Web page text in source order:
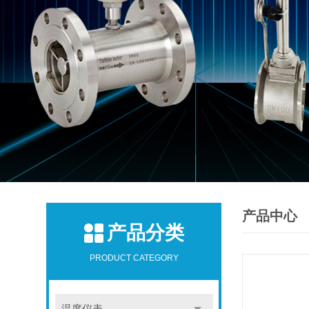
产品分类
PRODUCT CATEGORY
产品中心